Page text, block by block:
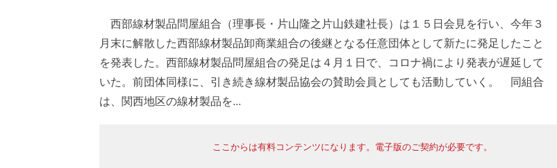
西部線材製品問屋組合（理事長・片山隆之片山鉄建社長）は１５日会見を行い、今年３
月末に解散した西部線材製品卸商業組合の後継となる任意団体として新たに発足したこと
を発表した。西部線材製品問屋組合の発足は４月１日で、コロナ禍により発表が遅延して
いた。前団体同様に、引き続き線材製品協会の賛助会員としても活動していく。 同組合
は、関西地区の線材製品を...
ここからは有料コンテンツになります。電子版のご契約が必要です。